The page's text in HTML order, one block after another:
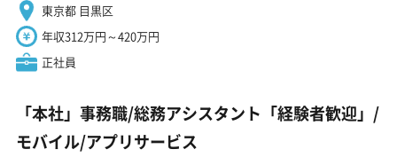
東京都 目黒区
年収312万円～420万円
正社員
「本社」事務職/総務アシスタント「経験者歓迎」/
モバイル/アプリサービス